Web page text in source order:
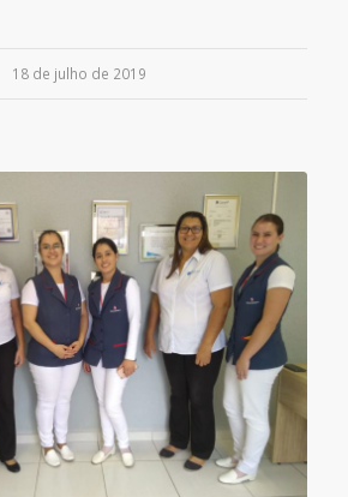
18 de julho de 2019